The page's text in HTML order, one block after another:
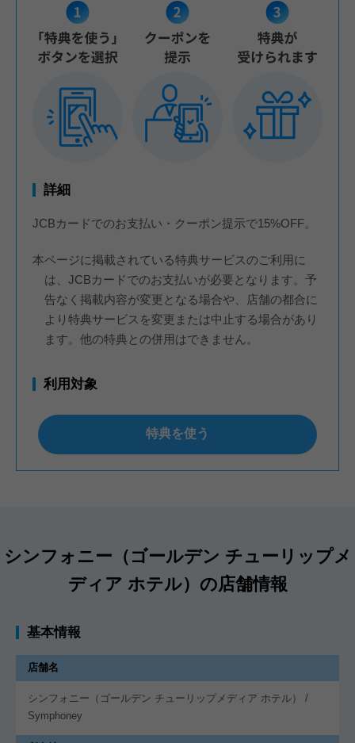
詳細
JCBカードでのお支払い・クーポン提示で15%OFF。
本ページに掲載されている特典サービスのご利用に
は、JCBカードでのお支払いが必要となります。予
告なく掲載内容が変更となる場合や、店舗の都合に
より特典サービスを変更または中止する場合があり
ます。他の特典との併用はできません。
利用対象
特典を使う
シンフォニー（ゴールデン チューリップメ
ディア ホテル）の店舗情報
基本情報
店舗名
シンフォニー（ゴールデン チューリップメディア ホテル） /
Symphoney